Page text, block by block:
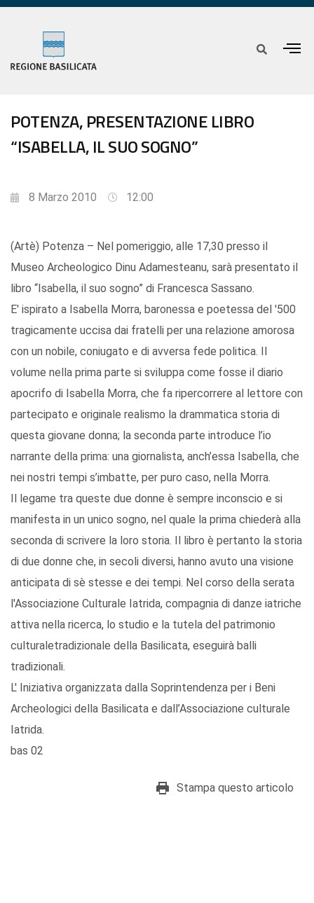
POTENZA, PRESENTAZIONE LIBRO
“ISABELLA, IL SUO SOGNO”
8 Marzo 2010 12:00
(Artè) Potenza – Nel pomeriggio, alle 17,30 presso il
Museo Archeologico Dinu Adamesteanu, sarà presentato il
libro “Isabella, il suo sogno” di Francesca Sassano.
E' ispirato a Isabella Morra, baronessa e poetessa del '500
tragicamente uccisa dai fratelli per una relazione amorosa
con un nobile, coniugato e di avversa fede politica. Il
volume nella prima parte si sviluppa come fosse il diario
apocrifo di Isabella Morra, che fa ripercorrere al lettore con
partecipato e originale realismo la drammatica storia di
questa giovane donna; la seconda parte introduce l’io
narrante della prima: una giornalista, anch’essa Isabella, che
nei nostri tempi s’imbatte, per puro caso, nella Morra.
Il legame tra queste due donne è sempre inconscio e si
manifesta in un unico sogno, nel quale la prima chiederà alla
seconda di scrivere la loro storia. Il libro è pertanto la storia
di due donne che, in secoli diversi, hanno avuto una visione
anticipata di sè stesse e dei tempi. Nel corso della serata
l'Associazione Culturale Iatrida, compagnia di danze iatriche
attiva nella ricerca, lo studio e la tutela del patrimonio
culturaletradizionale della Basilicata, eseguirà balli
tradizionali.
L' Iniziativa organizzata dalla Soprintendenza per i Beni
Archeologici della Basilicata e dall’Associazione culturale
Iatrida.
bas 02
Stampa questo articolo